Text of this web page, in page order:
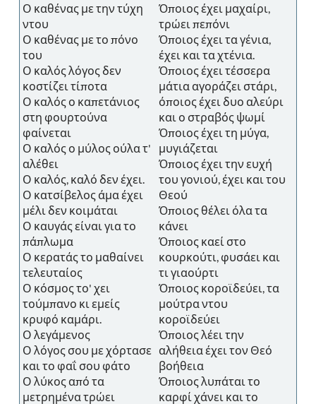
Ο καθένας με την τύχη
ντου
Ο καθένας με το πόνο
του
Ο καλός λόγος δεν
κοστίζει τίποτα
Ο καλός ο καπετάνιος
στη φουρτούνα
φαίνεται
Ο καλός ο μύλος ούλα τ'
αλέθει
Ο καλός, καλό δεν έχει.
Ο κατσίβελος άμα έχει
μέλι δεν κοιμάται
Ο καυγάς είναι για το
πάπλωμα
Ο κερατάς το μαθαίνει
τελευταίος
Ο κόσμος το' χει
τούμπανο κι εμείς
κρυφό καμάρι.
Ο λεγάμενος
Ο λόγος σου με χόρτασε
και το φαΐ σου φάτο
Ο λύκος από τα
μετρημένα τρώει
Όποιος έχει μαχαίρι,
τρώει πεπόνι
Όποιος έχει τα γένια,
έχει και τα χτένια.
Όποιος έχει τέσσερα
μάτια αγοράζει στάρι,
όποιος έχει δυο αλεύρι
και ο στραβός ψωμί
Όποιος έχει τη μύγα,
μυγιάζεται
Όποιος έχει την ευχή
του γονιού, έχει και του
Θεού
Όποιος θέλει όλα τα
κάνει
Όποιος καεί στο
κουρκούτι, φυσάει και
τι γιαούρτι
Όποιος κοροϊδεύει, τα
μούτρα ντου
κοροϊδεύει
Όποιος λέει την
αλήθεια έχει τον Θεό
βοήθεια
Όποιος λυπάται το
καρφί χάνει και το